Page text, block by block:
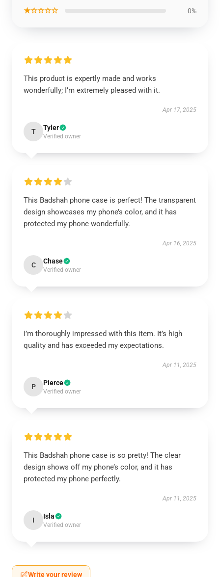
★☆☆☆☆ 0%
This product is expertly made and works
wonderfully; I’m extremely pleased with it.
Apr 17, 2025
T Tyler
Verified owner
This Badshah phone case is perfect! The transparent
design showcases my phone’s color, and it has
protected my phone wonderfully.
Apr 16, 2025
C Chase
Verified owner
I’m thoroughly impressed with this item. It’s high
quality and has exceeded my expectations.
Apr 11, 2025
P Pierce
Verified owner
This Badshah phone case is so pretty! The clear
design shows off my phone’s color, and it has
protected my phone perfectly.
Apr 11, 2025
I Isla
Verified owner
Write your review